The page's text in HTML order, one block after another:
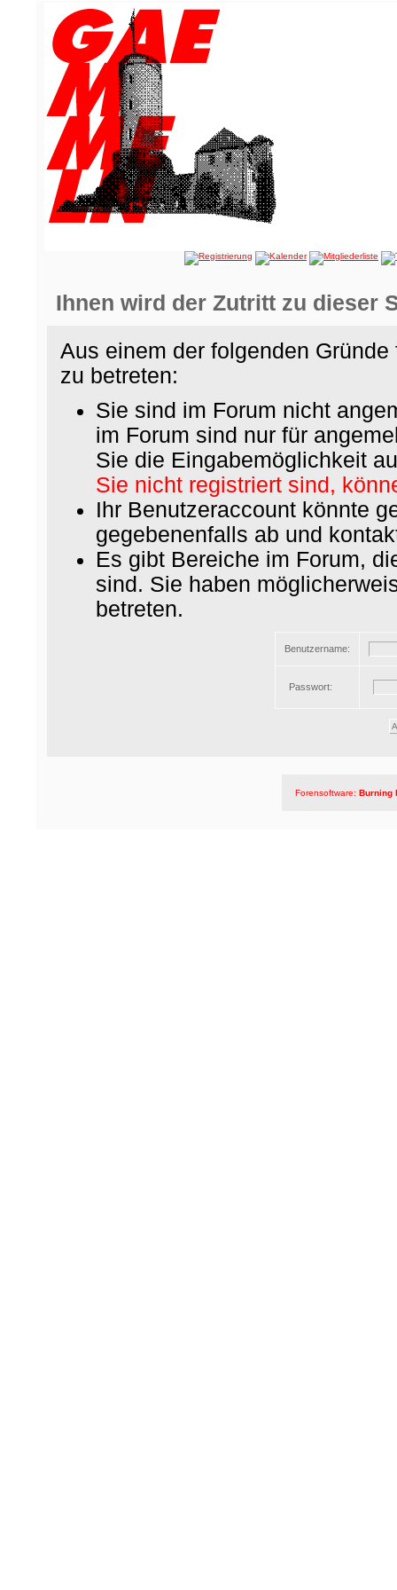
Ihnen wird der Zutritt zu dieser
Aus einem der folgenden
zu betreten:
Sie sind im Forum nicht
im Forum sind nur für
Sie die Eingabemöglichkeit
Sie nicht registriert sind,
Ihr Benutzeraccount könnte
gegebenenfalls ab und
Es gibt Bereiche im Forum,
sind. Sie haben
betreten.
Benutzername:
Passwort:
Forensoftware: Burning